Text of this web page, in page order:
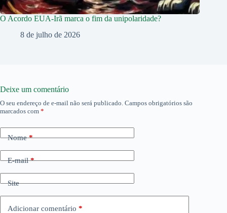
O Acordo EUA-Irã marca o fim da unipolaridade?
8 de julho de 2026
Deixe um comentário
O seu endereço de e-mail não será publicado. Campos obrigatórios são
marcados com *
Nome*
E-mail*
Site
Adicionar comentário *